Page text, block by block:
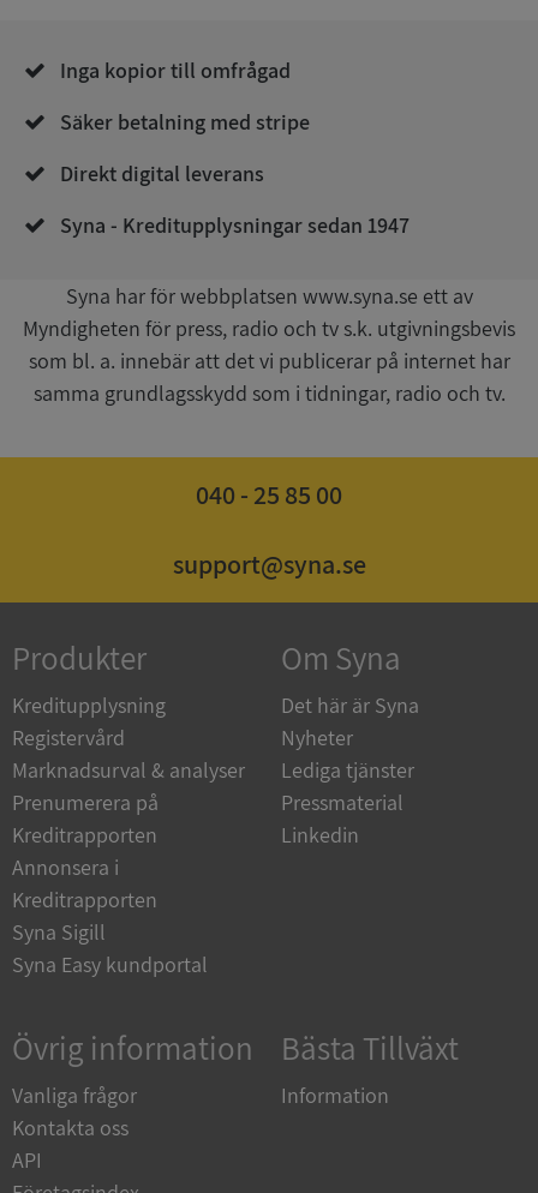
Inga kopior till omfrågad
Säker betalning med stripe
Direkt digital leverans
Syna - Kreditupplysningar sedan 1947
Syna har för webbplatsen www.syna.se ett av
Myndigheten för press, radio och tv s.k. utgivningsbevis
som bl. a. innebär att det vi publicerar på internet har
samma grundlagsskydd som i tidningar, radio och tv.
040 - 25 85 00
support@syna.se
Produkter
Kreditupplysning
Registervård
Marknadsurval & analyser
Prenumerera på
Kreditrapporten
Annonsera i
Kreditrapporten
Syna Sigill
Syna Easy kundportal
Om Syna
Det här är Syna
Nyheter
Lediga tjänster
Pressmaterial
Linkedin
Övrig information
Vanliga frågor
Kontakta oss
API
Bästa Tillväxt
Information
__RequestVerificationToken
Microsoft
_GRECAPTCHA
Google LLC
www.google.com
Microsoft
Corporation
en.syna.se